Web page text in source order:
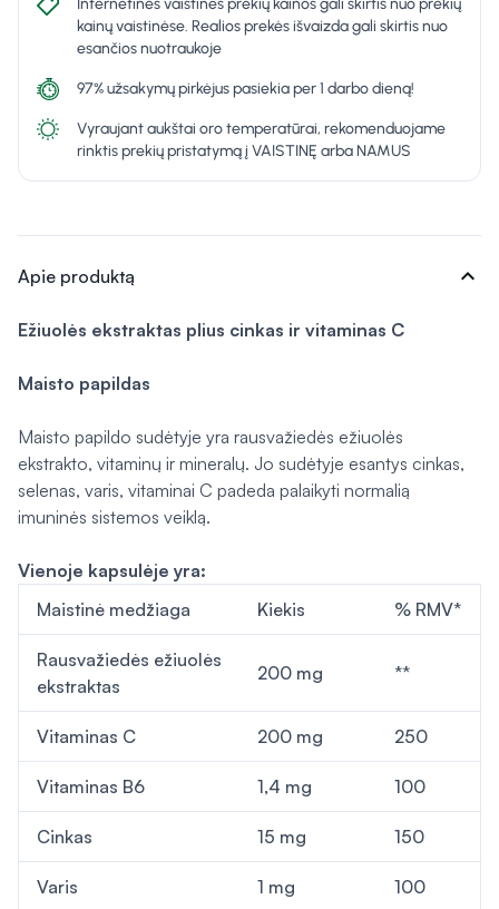
Internetinės vaistinės prekių kainos gali skirtis nuo prekių
kainų vaistinėse. Realios prekės išvaizda gali skirtis nuo
esančios nuotraukoje
97% užsakymų pirkėjus pasiekia per 1 darbo dieną!
Vyraujant aukštai oro temperatūrai, rekomenduojame
rinktis prekių pristatymą į VAISTINĘ arba NAMUS
Apie produktą expand_more
Ežiuolės ekstraktas plius cinkas ir vitaminas C
Maisto papildas
Maisto papildo sudėtyje yra rausvažiedės ežiuolės
ekstrakto, vitaminų ir mineralų. Jo sudėtyje esantys cinkas,
selenas, varis, vitaminai C padeda palaikyti normalią
imuninės sistemos veiklą.
Vienoje kapsulėje yra:
Maistinė medžiaga
Kiekis % RMV*
Rausvažiedės ežiuolės
ekstraktas
200 mg **
Vitaminas C 200 mg 250
Vitaminas B6 1,4 mg 100
Cinkas 15 mg 150
Varis 1 mg 100